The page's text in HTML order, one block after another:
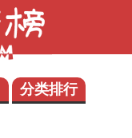
分类排行